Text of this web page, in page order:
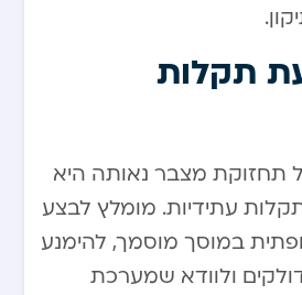
תקלות
תחזוקת מצבר נאותה היא
עתידיות. מומלץ לבצע
במוסך מוסמך, להימנע
ולוודא שמערכת